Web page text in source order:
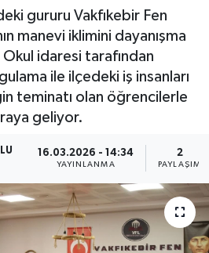
gururu Vakfıkebir Fen
manevi iklimini dayanışma
idaresi tarafından
ile ilçedeki iş insanları
teminatı olan öğrencilerle
geliyor.
16.03.2026 - 14:34
YAYINLANMA
2
PAYLAŞIM